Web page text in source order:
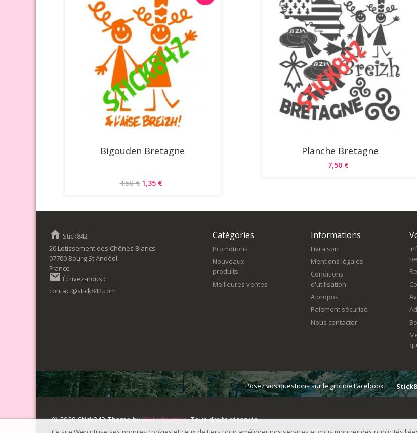
Bigouden Bretagne
4,50 € 1,35 €
Planche Bretagne
7,50 €
home Stick842
20 Lotissement des Chênes Blancs
07700 Bourg St Andéol
France
email Écrivez-nous :
contact@stick842.com
Catégories
Promotions
Nouveaux
produits
Meilleures ventes
Informations
Livraison
Mentions légales
Conditions
d'utilisation
A propos
Paiement sécurisé
Nous contacter
Posez vos questions sur le groupe Facebook
© 2020 Stick842 Theme byWaterthemes. Tous droits réservés.